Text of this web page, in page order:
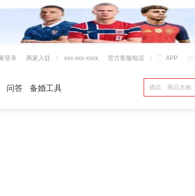
APP
登录 商家入驻 xxx-xxx-xxxx 官方客服电话
问答 备婚工具